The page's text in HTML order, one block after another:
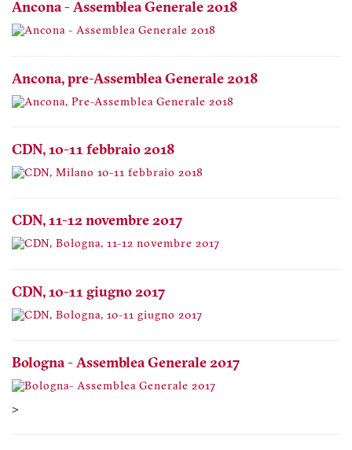
Ancona - Assemblea Generale 2018
Ancona, pre-Assemblea Generale 2018
CDN, 10-11 febbraio 2018
CDN, 11-12 novembre 2017
CDN, 10-11 giugno 2017
Bologna - Assemblea Generale 2017
>